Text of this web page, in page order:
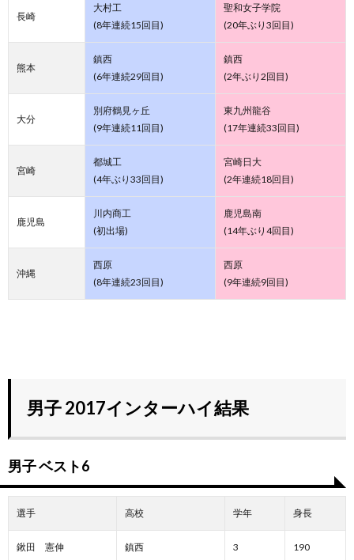
長崎
大村工
(8年連続15回目)
聖和女子学院
(20年ぶり3回目)
熊本
鎮西
(6年連続29回目)
鎮西
(2年ぶり2回目)
大分
別府鶴見ヶ丘
(9年連続11回目)
東九州龍谷
(17年連続33回目)
宮崎
都城工
(4年ぶり33回目)
宮崎日大
(2年連続18回目)
鹿児島
川内商工
(初出場)
鹿児島南
(14年ぶり4回目)
沖縄
西原
(8年連続23回目)
西原
(9年連続9回目)
男子 2017インターハイ結果
男子 ベスト6
選手 高校 学年 身長
鍬田 憲伸 鎮西 3 190